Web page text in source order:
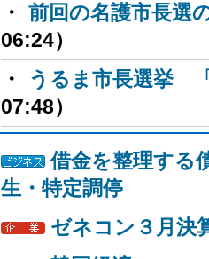
・ 前回の名護市長選
06:24）
・
うるま市長選挙
07:48）
借金を整理する
生・特定調停
ゼネコン３月決